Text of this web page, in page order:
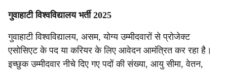
गुवाहाटी विश्वविद्यालय भर्ती 2025
गुवाहाटी विश्वविद्यालय, असम, योग्य उम्मीदवारों से प्रोजेक्ट
एसोसिएट के पद या करियर के लिए आवेदन आमंत्रित कर रहा है।
इच्छुक उम्मीदवार नीचे दिए गए पदों की संख्या, आयु सीमा, वेतन,